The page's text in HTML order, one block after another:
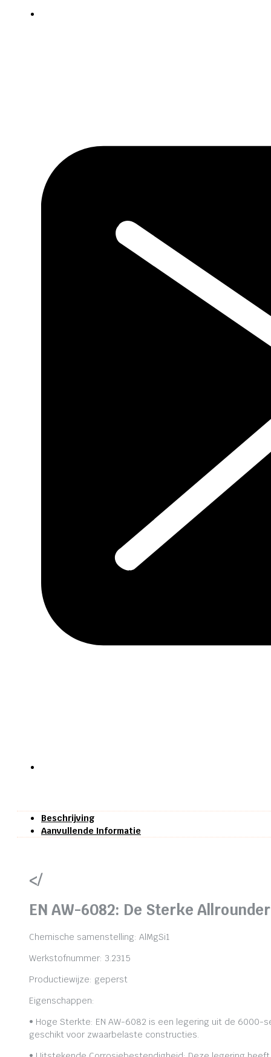
Beschrijving
Aanvullende Informatie
</
EN AW-6082: De Sterke Allrounder
Chemische samenstelling: AlMgSi1
Werkstofnummer: 3.2315
Productiewijze: geperst
Eigenschappen:
• Hoge Sterkte: EN AW-6082 is een legering uit de
geschikt voor zwaarbelaste constructies.